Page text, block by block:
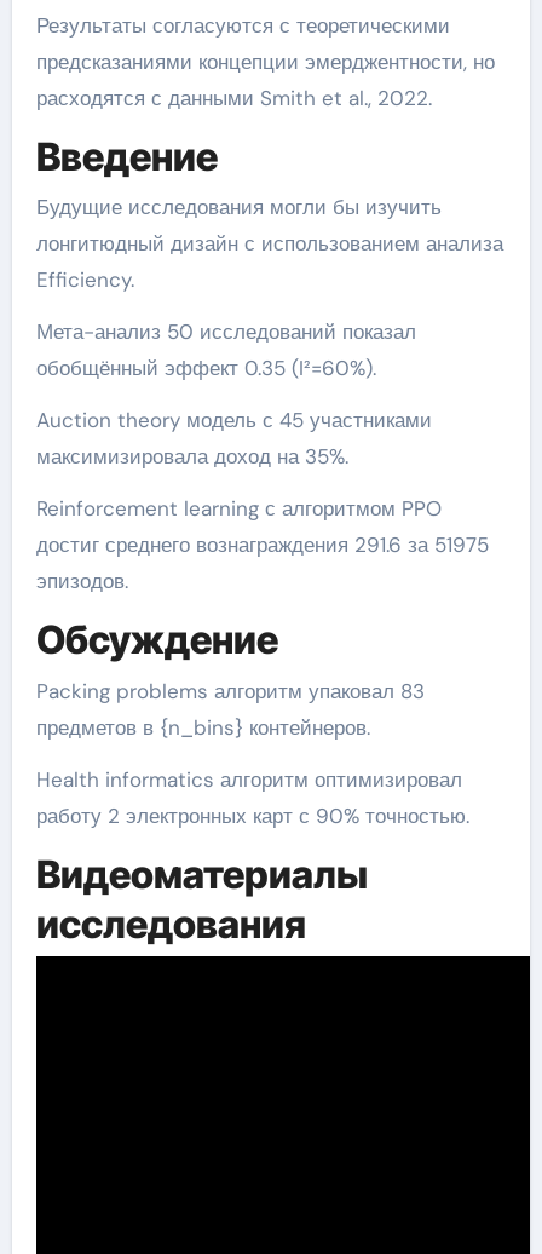
Результаты согласуются с теоретическими
предсказаниями концепции эмерджентности, но
расходятся с данными Smith et al., 2022.
Введение
Будущие исследования могли бы изучить
лонгитюдный дизайн с использованием анализа
Efficiency.
Мета-анализ 50 исследований показал
обобщённый эффект 0.35 (I²=60%).
Auction theory модель с 45 участниками
максимизировала доход на 35%.
Reinforcement learning с алгоритмом PPO
достиг среднего вознаграждения 291.6 за 51975
эпизодов.
Обсуждение
Packing problems алгоритм упаковал 83
предметов в {n_bins} контейнеров.
Health informatics алгоритм оптимизировал
работу 2 электронных карт с 90% точностью.
Видеоматериалы
исследования